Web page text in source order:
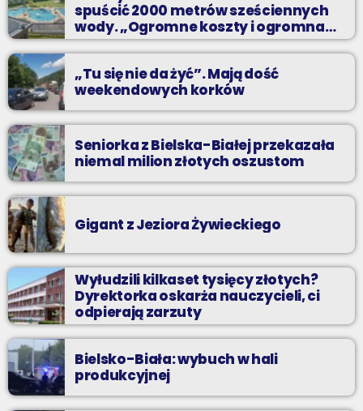
spuścić 2000 metrów sześciennych
wody. „Ogromne koszty i ogromna
praca”
„Tu się nie da żyć”. Mają dość
weekendowych korków
Seniorka z Bielska-Białej przekazała
niemal milion złotych oszustom
Gigant z Jeziora Żywieckiego
Wyłudzili kilkaset tysięcy złotych?
Dyrektorka oskarża nauczycieli, ci
odpierają zarzuty
Bielsko-Biała: wybuch w hali
produkcyjnej